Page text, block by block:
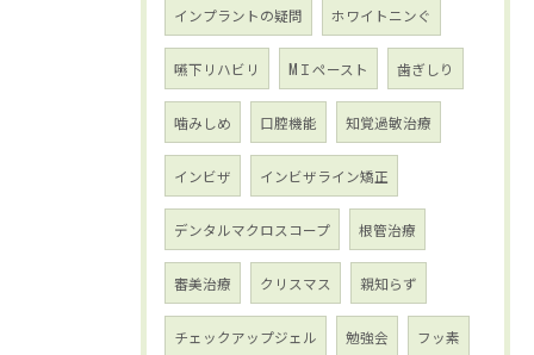
インプラントの疑問 ホワイトニンぐ
嚥下リハビリ МＩペースト 歯ぎしり
噛みしめ 口腔機能 知覚過敏治療
インビザ インビザライン矯正
デンタルマクロスコープ 根管治療
審美治療 クリスマス 親知らず
チェックアップジェル 勉強会 フッ素